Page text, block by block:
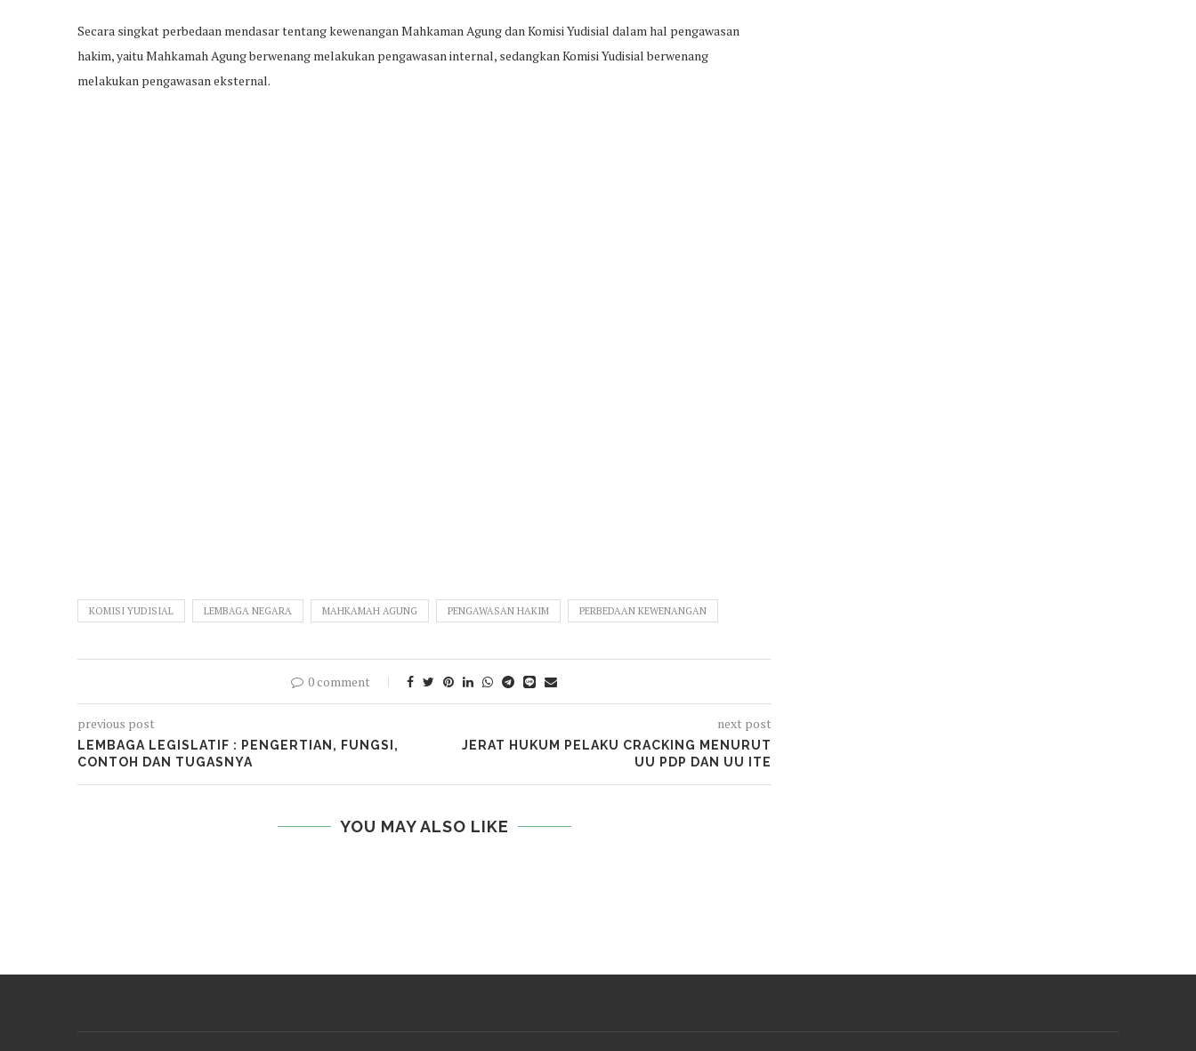
Secara singkat perbedaan mendasar tentang kewenangan Mahkaman Agung dan Komisi Yudisial dalam hal pengawasan
hakim, yaitu Mahkamah Agung berwenang melakukan pengawasan internal, sedangkan Komisi Yudisial berwenang
melakukan pengawasan eksternal.
KOMISI YUDISIAL LEMBAGA NEGARA MAHKAMAH AGUNG PENGAWASAN HAKIM PERBEDAAN KEWENANGAN
0 comment
previous post
LEMBAGA LEGISLATIF : PENGERTIAN, FUNGSI,
CONTOH DAN TUGASNYA
next post
JERAT HUKUM PELAKU CRACKING MENURUT
UU PDP DAN UU ITE
YOU MAY ALSO LIKE